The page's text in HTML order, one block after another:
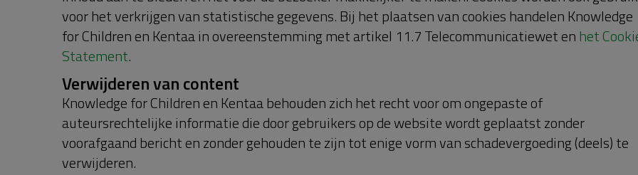
voor het verkrijgen van statistische gegevens. Bij het plaatsen van cookies handelen Knowledge
for Children en Kentaa in overeenstemming met artikel 11.7 Telecommunicatiewet enhet
Statement.
Verwijderen van content
Knowledge for Children en Kentaa behouden zich het recht voor om ongepaste of
auteursrechtelijke informatie die door gebruikers op de website wordt geplaatst zonder
voorafgaand bericht en zonder gehouden te zijn tot enige vorm van schadevergoeding (deels) te
verwijderen.